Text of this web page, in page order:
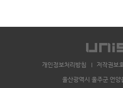
개인정보처리방침 저작권보
울산광역시 울주군 언